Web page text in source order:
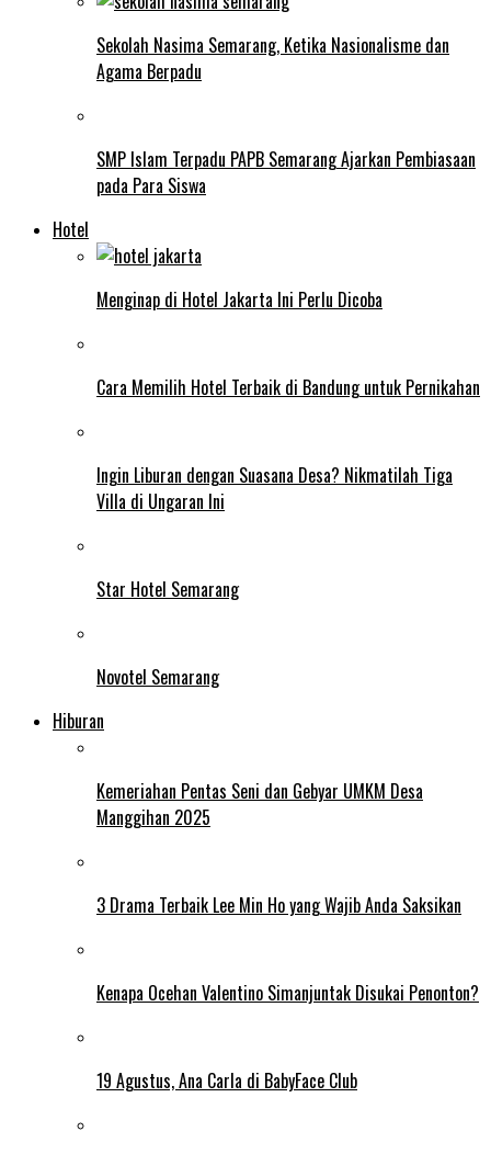
Sekolah Nasima Semarang, Ketika Nasionalisme dan
Agama Berpadu
SMP Islam Terpadu PAPB Semarang Ajarkan Pembiasaan
pada Para Siswa
Hotel
Menginap di Hotel Jakarta Ini Perlu Dicoba
Cara Memilih Hotel Terbaik di Bandung untuk Pernikahan
Ingin Liburan dengan Suasana Desa? Nikmatilah Tiga
Villa di Ungaran Ini
Star Hotel Semarang
Novotel Semarang
Hiburan
Kemeriahan Pentas Seni dan Gebyar UMKM Desa
Manggihan 2025
3 Drama Terbaik Lee Min Ho yang Wajib Anda Saksikan
Kenapa Ocehan Valentino Simanjuntak Disukai Penonton?
19 Agustus, Ana Carla di BabyFace Club